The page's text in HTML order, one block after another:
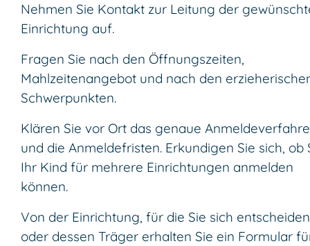
Nehmen Sie Kontakt zur Leitung der
Einrichtung auf.
Fragen Sie nach den Öffnungszeiten,
Mahlzeitenangebot und nach den
Schwerpunkten.
Klären Sie vor Ort das genaue
und die Anmeldefristen. Erkundigen Sie sich, ob
Ihr Kind für mehrere Einrichtungen anmelden
können.
Von der Einrichtung, für die Sie sich
oder dessen Träger erhalten Sie ein Formular